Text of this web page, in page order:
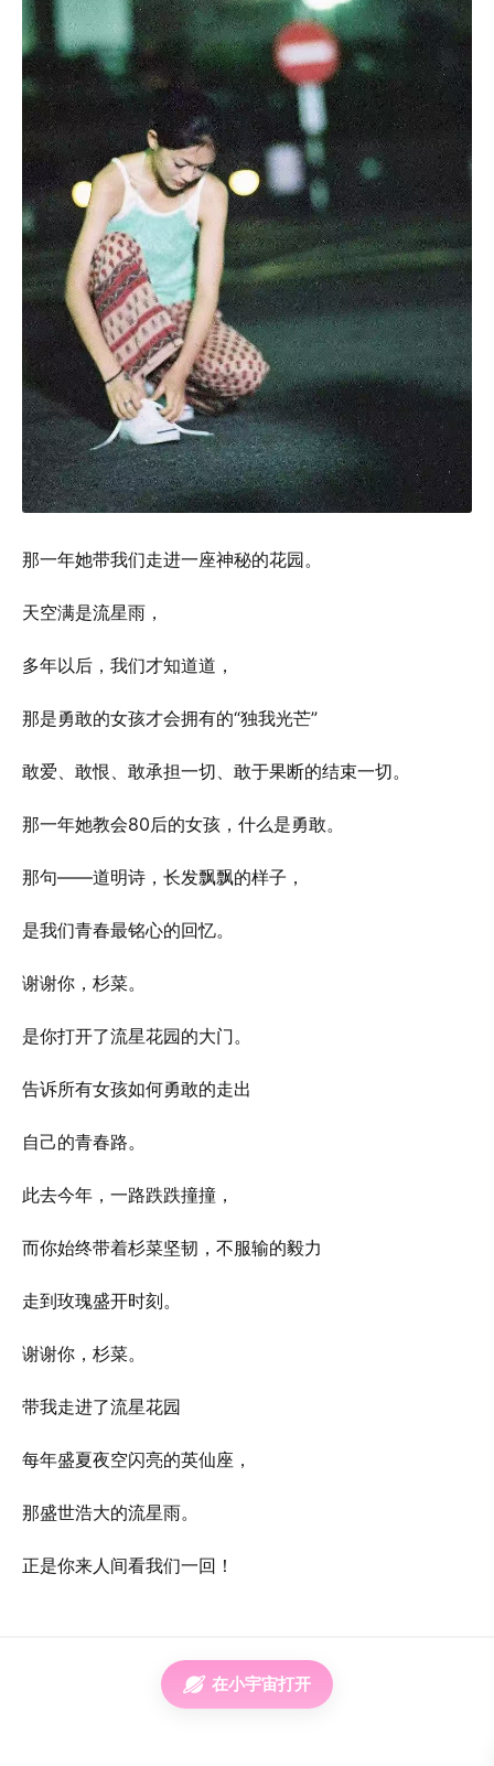
那一年她带我们走进一座神秘的花园。
天空满是流星雨，
多年以后，我们才知道道，
那是勇敢的女孩才会拥有的“独我光芒”
敢爱、敢恨、敢承担一切、敢于果断的结束一切。
那一年她教会80后的女孩，什么是勇敢。
那句——道明诗，长发飘飘的样子，
是我们青春最铭心的回忆。
谢谢你，杉菜。
是你打开了流星花园的大门。
告诉所有女孩如何勇敢的走出
自己的青春路。
此去今年，一路跌跌撞撞，
而你始终带着杉菜坚韧，不服输的毅力
走到玫瑰盛开时刻。
谢谢你，杉菜。
带我走进了流星花园
每年盛夏夜空闪亮的英仙座，
那盛世浩大的流星雨。
正是你来人间看我们一回！
在小宇宙打开